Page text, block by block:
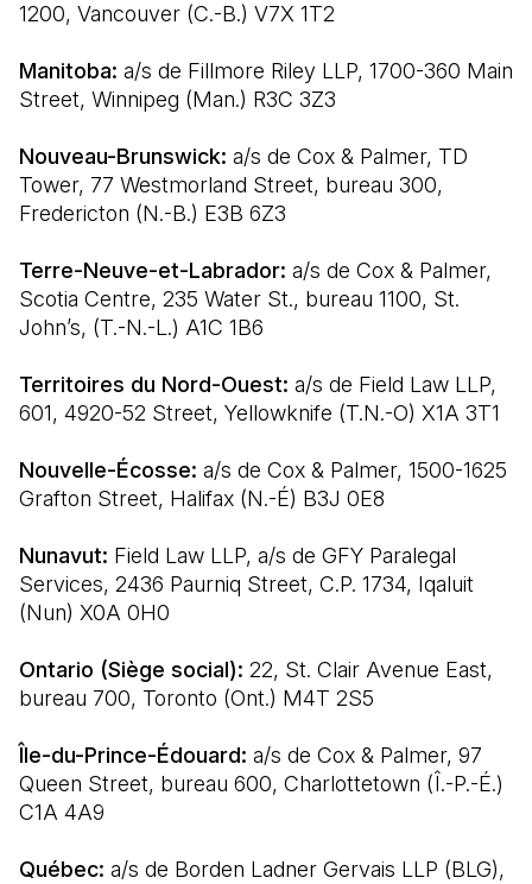
1200, Vancouver (C.-B.) V7X 1T2
Manitoba: a/s de Fillmore Riley LLP, 1700-360 Main
Street, Winnipeg (Man.) R3C 3Z3
Nouveau-Brunswick: a/s de Cox & Palmer, TD
Tower, 77 Westmorland Street, bureau 300,
Fredericton (N.-B.) E3B 6Z3
Terre-Neuve-et-Labrador: a/s de Cox & Palmer,
Scotia Centre, 235 Water St., bureau 1100, St.
John’s, (T.-N.-L.) A1C 1B6
Territoires du Nord-Ouest: a/s de Field Law LLP,
601, 4920-52 Street, Yellowknife (T.N.-O) X1A 3T1
Nouvelle-Écosse: a/s de Cox & Palmer, 1500-1625
Grafton Street, Halifax (N.-É) B3J 0E8
Nunavut: Field Law LLP, a/s de GFY Paralegal
Services, 2436 Paurniq Street, C.P. 1734, Iqaluit
(Nun) X0A 0H0
Ontario (Siège social): 22, St. Clair Avenue East,
bureau 700, Toronto (Ont.) M4T 2S5
Île-du-Prince-Édouard: a/s de Cox & Palmer, 97
Queen Street, bureau 600, Charlottetown (Î.-P.-É.)
C1A 4A9
Québec: a/s de Borden Ladner Gervais LLP (BLG),